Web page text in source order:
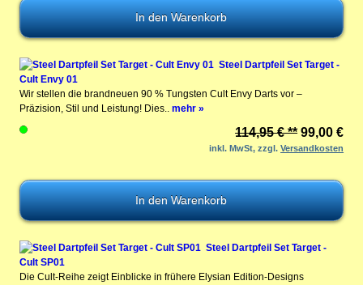
Steel Dartpfeil Set Target -
Cult Envy 01
Wir stellen die brandneuen 90 % Tungsten Cult Envy Darts vor –
Präzision, Stil und Leistung! Dies.. mehr »
114,95 € ** 99,00 €
inkl. MwSt, zzgl.Versandkosten
Steel Dartpfeil Set Target -
Cult SP01
Die Cult-Reihe zeigt Einblicke in frühere Elysian Edition-Designs